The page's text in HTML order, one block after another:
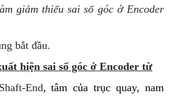
giảm thiểu sai số góc ở Encoder
bắt đầu.
hiện sai số góc ở Encoder từ
Shaft-End, tâm của trục quay, nam